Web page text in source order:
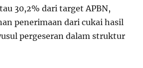
30,2% dari target APBN,
penerimaan dari cukai hasil
pergeseran dalam struktur